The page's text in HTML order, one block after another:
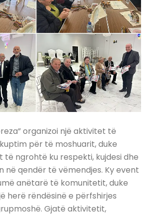
organizoi një aktivitet të
për të moshuarit, duke
të ngrohtë ku respekti, kujdesi dhe
në qendër të vëmendjes. Ky event
anëtarë të komunitetit, duke
herë rëndësinë e përfshirjes
Gjatë aktivitetit,